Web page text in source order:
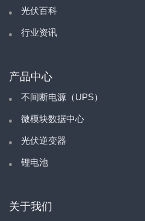
光伏百科
行业资讯
产品中心
不间断电源（UPS）
微模块数据中心
光伏逆变器
锂电池
关于我们